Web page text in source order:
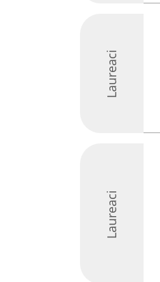
Laureaci
Laureaci